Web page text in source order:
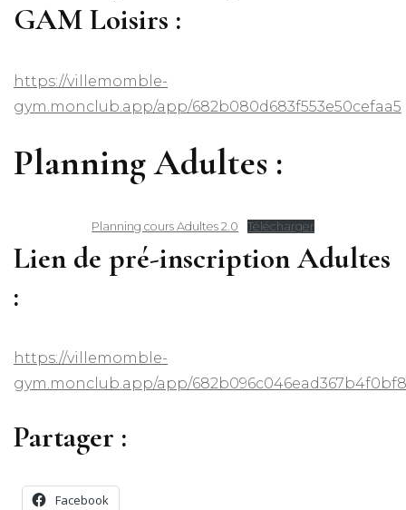
GAM Loisirs :
https://villemomble-
gym.monclub.app/app/682b080d683f553e50cefaa5
Planning Adultes :
Planning cours Adultes 2.0 Télécharger
Lien de pré-inscription Adultes
:
https://villemomble-
gym.monclub.app/app/682b096c046ead367b4f0bf8
Partager :
Facebook